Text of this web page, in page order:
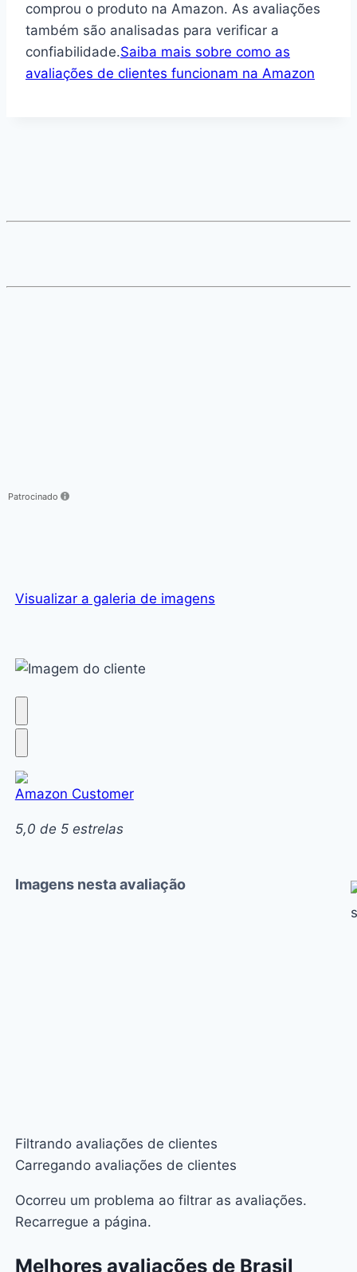
comprou o produto na Amazon. As avaliações
também são analisadas para verificar a
confiabilidade.Saiba mais sobre como as
avaliações de clientes funcionam na Amazon
Patrocinado
Visualizar a galeria de imagens
Amazon Customer
5,0 de 5 estrelas
Imagens nesta avaliação
Filtrando avaliações de clientes
Carregando avaliações de clientes
Ocorreu um problema ao filtrar as avaliações.
Recarregue a página.
Melhores avaliações de Brasil